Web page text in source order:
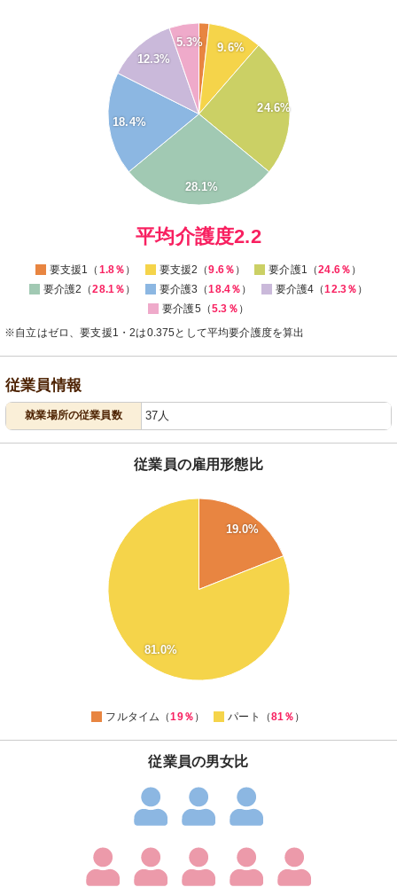
9.6%
24.6%
28.1%
18.4%
12.3%
5.3%
0
平均介護度2.2
要支援1（ 1.8％ ） 要支援2（9.6％ ） 要介護1（24.6％ ）
要介護2（28.1％ ） 要介護3（18.4％ ） 要介護4（12.3％ ）
要介護5（5.3％ ）
※自立はゼロ、要支援1・2は0.375として平均要介護度を算出
従業員情報
就業場所の従業員数 37人
従業員の雇用形態比
19.0%
81.0%
フルタイム（19％ ） パート（81％ ）
従業員の男女比